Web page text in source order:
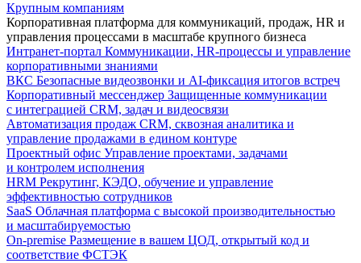
Крупным компаниям
Корпоративная платформа для коммуникаций, продаж, HR и
управления процессами в масштабе крупного бизнеса
Интранет-портал Коммуникации, HR-процессы и управление
корпоративными знаниями
ВКС Безопасные видеозвонки и AI-фиксация итогов встреч
Корпоративный мессенджер Защищенные коммуникации
с интеграцией CRM, задач и видеосвязи
Автоматизация продаж CRM, сквозная аналитика и
управление продажами в едином контуре
Проектный офис Управление проектами, задачами
и контролем исполнения
HRM Рекрутинг, КЭДО, обучение и управление
эффективностью сотрудников
SaaS Облачная платформа с высокой производительностью
и масштабируемостью
On-premise Размещение в вашем ЦОД, открытый код и
соответствие ФСТЭК